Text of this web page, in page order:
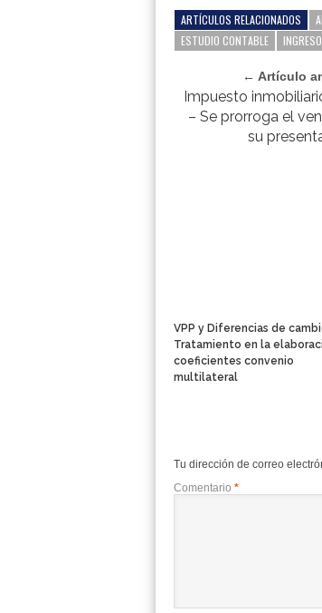
ARTÍCULOS RELACIONADOS
ESTUDIO CONTABLE
← Artículo
Impuesto
– Se prorroga el
su
VPP y Diferencias de
Tratamiento en la
coeficientes convenio
multilateral
Tu dirección de correo
Comentario *